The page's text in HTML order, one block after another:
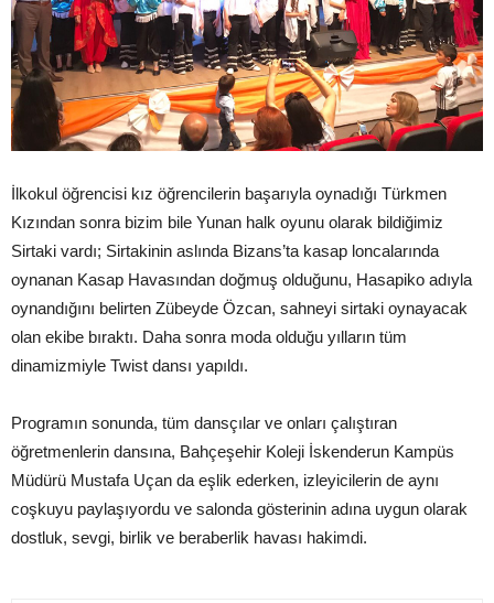
İlkokul öğrencisi kız öğrencilerin başarıyla oynadığı Türkmen
Kızından sonra bizim bile Yunan halk oyunu olarak bildiğimiz
Sirtaki vardı; Sirtakinin aslında Bizans’ta kasap loncalarında
oynanan Kasap Havasından doğmuş olduğunu, Hasapiko adıyla
oynandığını belirten Zübeyde Özcan, sahneyi sirtaki oynayacak
olan ekibe bıraktı. Daha sonra moda olduğu yılların tüm
dinamizmiyle Twist dansı yapıldı.
Programın sonunda, tüm dansçılar ve onları çalıştıran
öğretmenlerin dansına, Bahçeşehir Koleji İskenderun Kampüs
Müdürü Mustafa Uçan da eşlik ederken, izleyicilerin de aynı
coşkuyu paylaşıyordu ve salonda gösterinin adına uygun olarak
dostluk, sevgi, birlik ve beraberlik havası hakimdi.